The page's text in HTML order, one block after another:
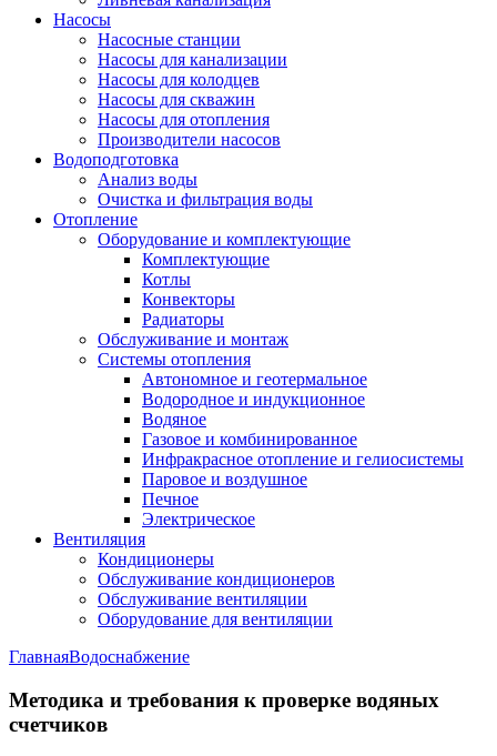
Насосы
Насосные станции
Насосы для канализации
Насосы для колодцев
Насосы для скважин
Насосы для отопления
Производители насосов
Водоподготовка
Анализ воды
Очистка и фильтрация воды
Отопление
Оборудование и комплектующие
Комплектующие
Котлы
Конвекторы
Радиаторы
Обслуживание и монтаж
Системы отопления
Автономное и геотермальное
Водородное и индукционное
Водяное
Газовое и комбинированное
Инфракрасное отопление и гелиосистемы
Паровое и воздушное
Печное
Электрическое
Вентиляция
Кондиционеры
Обслуживание кондиционеров
Обслуживание вентиляции
Оборудование для вентиляции
ГлавнаяВодоснабжение
Методика и требования к проверке водяных
счетчиков